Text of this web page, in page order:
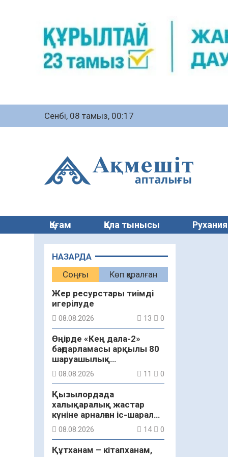
Сенбі, 08 тамыз, 00:17
Қоғам Қала тынысы
НАЗАРДА
Соңғы
Көп қаралған
Жер ресурстары тиімді
игерілуде
08.08.2026 13 0
Өңірде «Кең дала-2»
бағдарламасы арқылы 80
шаруашылық
қаржыландырылды
08.08.2026 11 0
Қызылордада
халықаралық жастар
күніне арналған іс-шаралар
бастау алды
08.08.2026 14 0
Құтханам – кітапханам,